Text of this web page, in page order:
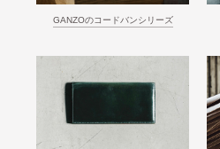
GANZOのコードバンシリーズ